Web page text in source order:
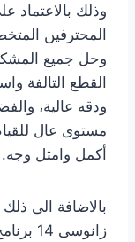
وذلك
المحترفين
وحل جميع
القطع التالفة
ودقه عالية،
مستوى عال
أكمل وامثل وجه.
بالاضافة الى